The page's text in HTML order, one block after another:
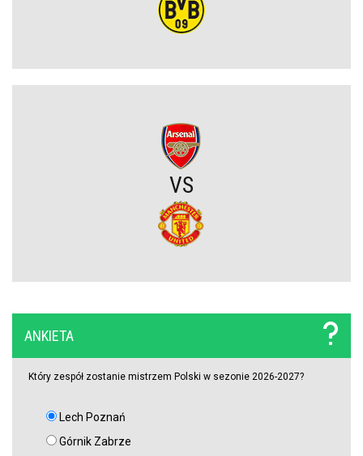
Polski obrońca opuścił PKO BP Ekstraklasę. Rekordowy transfer.
Lech nie zdecydował się wyłożyć na niego wielkich pieniędzy.
Francuzi już tak. Lider Korony Kielce odchodzi
Miał błyszczeć w Legii Warszawa, wylądował w I lidze. Tu
potwierdzi swoje umiejętności?
Robert Lewandowski został doceniony!
VS
ANKIETA
Który zespół zostanie mistrzem Polski w sezonie 2026-2027?
Lech Poznań
Górnik Zabrze